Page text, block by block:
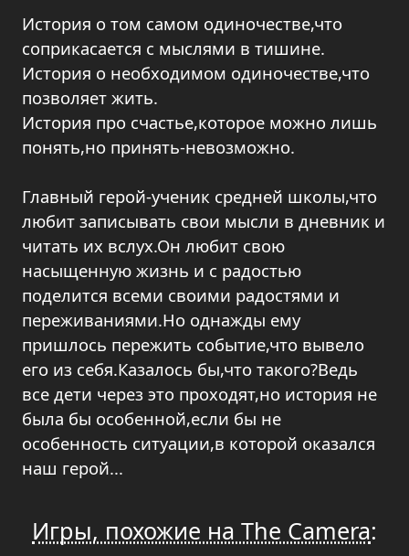
История о том самом одиночестве,что
соприкасается с мыслями в тишине.
История о необходимом одиночестве,что
позволяет жить.
История про счастье,которое можно лишь
понять,но принять-невозможно.
Главный герой-ученик средней школы,что
любит записывать свои мысли в дневник и
читать их вслух.Он любит свою
насыщенную жизнь и с радостью
поделится всеми своими радостями и
переживаниями.Но однажды ему
пришлось пережить событие,что вывело
его из себя.Казалось бы,что такого?Ведь
все дети через это проходят,но история не
была бы особенной,если бы не
особенность ситуации,в которой оказался
наш герой...
Игры, похожие на The Camera: